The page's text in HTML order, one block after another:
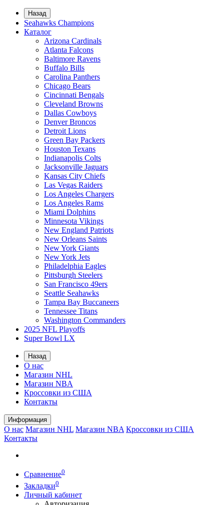
Назад
Seahawks Champions
Каталог
Arizona Cardinals
Atlanta Falcons
Baltimore Ravens
Buffalo Bills
Carolina Panthers
Chicago Bears
Cincinnati Bengals
Cleveland Browns
Dallas Cowboys
Denver Broncos
Detroit Lions
Green Bay Packers
Houston Texans
Indianapolis Colts
Jacksonville Jaguars
Kansas City Chiefs
Las Vegas Raiders
Los Angeles Chargers
Los Angeles Rams
Miami Dolphins
Minnesota Vikings
New England Patriots
New Orleans Saints
New York Giants
New York Jets
Philadelphia Eagles
Pittsburgh Steelers
San Francisco 49ers
Seattle Seahawks
Tampa Bay Buccaneers
Tennessee Titans
Washington Commanders
2025 NFL Playoffs
Super Bowl LX
Назад
О нас
Магазин NHL
Магазин NBA
Кроссовки из США
Контакты
Информация
О нас Магазин NHL Магазин NBA Кроссовки из США
Контакты
Сравнение0
Закладки0
Личный кабинет